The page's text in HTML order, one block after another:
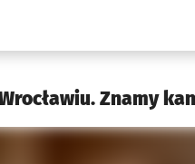
Wrocław
Znamy